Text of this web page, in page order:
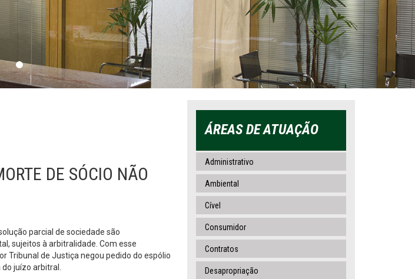
DE SÓCIO NÃO
parcial de sociedade são
sujeitos à arbitralidade. Com esse
Tribunal de Justiça negou pedido do espólio
juízo arbitral.
ÁREAS DE ATUAÇÃO
Administrativo
Ambiental
Cível
Consumidor
Contratos
Desapropriação